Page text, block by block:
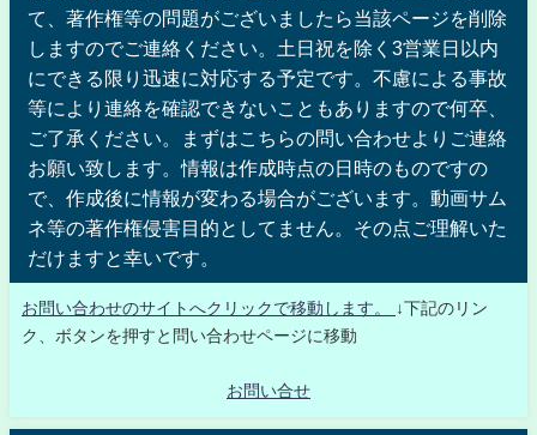
て、著作権等の問題がございましたら当該ページを削除
しますのでご連絡ください。土日祝を除く3営業日以内
にできる限り迅速に対応する予定です。不慮による事故
等により連絡を確認できないこともありますので何卒、
ご了承ください。まずはこちらの問い合わせよりご連絡
お願い致します。情報は作成時点の日時のものですの
で、作成後に情報が変わる場合がございます。動画サム
ネ等の著作権侵害目的としてません。その点ご理解いた
だけますと幸いです。
お問い合わせのサイトへクリックで移動します。
↓下記のリン
ク、ボタンを押すと問い合わせページに移動
お問い合せ